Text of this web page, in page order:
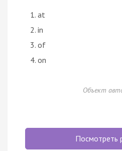
at
in
of
on
Объект
Посмотреть